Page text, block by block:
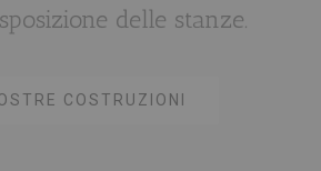
delle stanze.
COSTRUZIONI